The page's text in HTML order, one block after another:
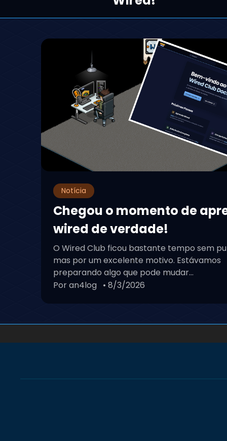
Notícia
Chegou o momento de
wired de verdade!
O Wired Club ficou bastante tempo sem
mas por um excelente motivo. Estávamos
preparando algo que pode mudar...
Por an4log • 8/3/2026